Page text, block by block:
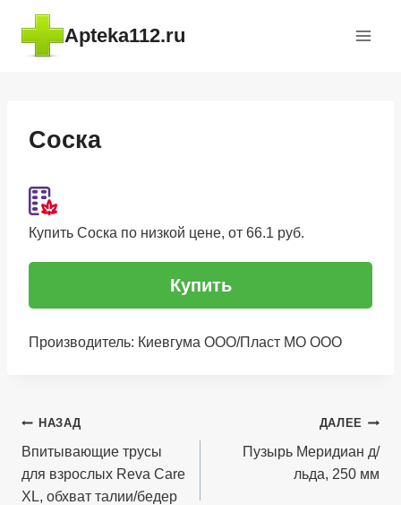
Перейти
содержимому
Apteka112.ru
Соска
Купить Соска по низкой цене, от 66.1 руб.
Купить
Производитель: Киевгума ООО/Пласт МО ООО
Навигация
по
записям
НАЗАД
Впитывающие трусы
для взрослых Reva Care
ХL, обхват талии/бедер
ДАЛЕЕ
Пузырь Меридиан д/
льда, 250 мм